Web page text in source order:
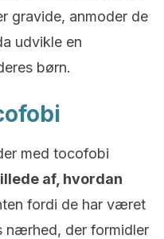
gravide, anmoder de
udvikle en
børn.
med tocofobi
af, hvordan
fordi de har været
nærhed, der formidler